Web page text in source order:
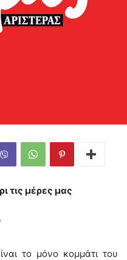
τις μέρες μας
το μόνο κομμάτι του